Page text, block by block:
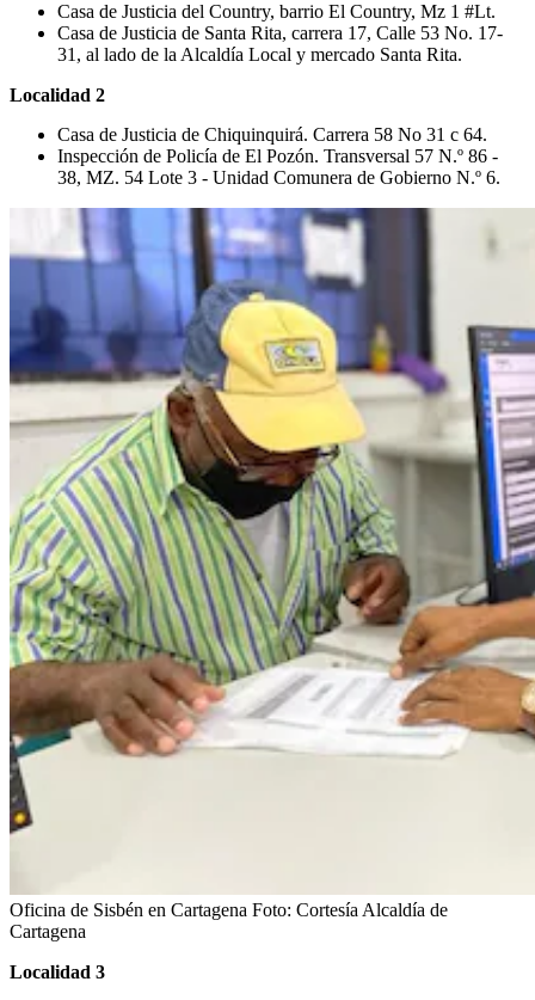
Casa de Justicia del Country, barrio El Country, Mz 1 #Lt.
Casa de Justicia de Santa Rita, carrera 17, Calle 53 No. 17-
31, al lado de la Alcaldía Local y mercado Santa Rita.
Localidad 2
Casa de Justicia de Chiquinquirá. Carrera 58 No 31 c 64.
Inspección de Policía de El Pozón. Transversal 57 N.º 86 -
38, MZ. 54 Lote 3 - Unidad Comunera de Gobierno N.º 6.
Oficina de Sisbén en Cartagena Foto: Cortesía Alcaldía de
Cartagena
Localidad 3